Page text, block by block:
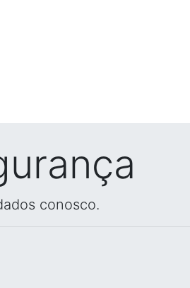
conosco.